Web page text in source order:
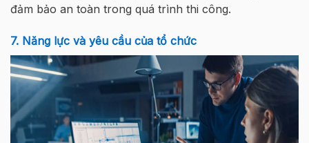
đảm bảo an toàn trong quá trình thi công.
7. Năng lực và yêu cầu của tổ chức